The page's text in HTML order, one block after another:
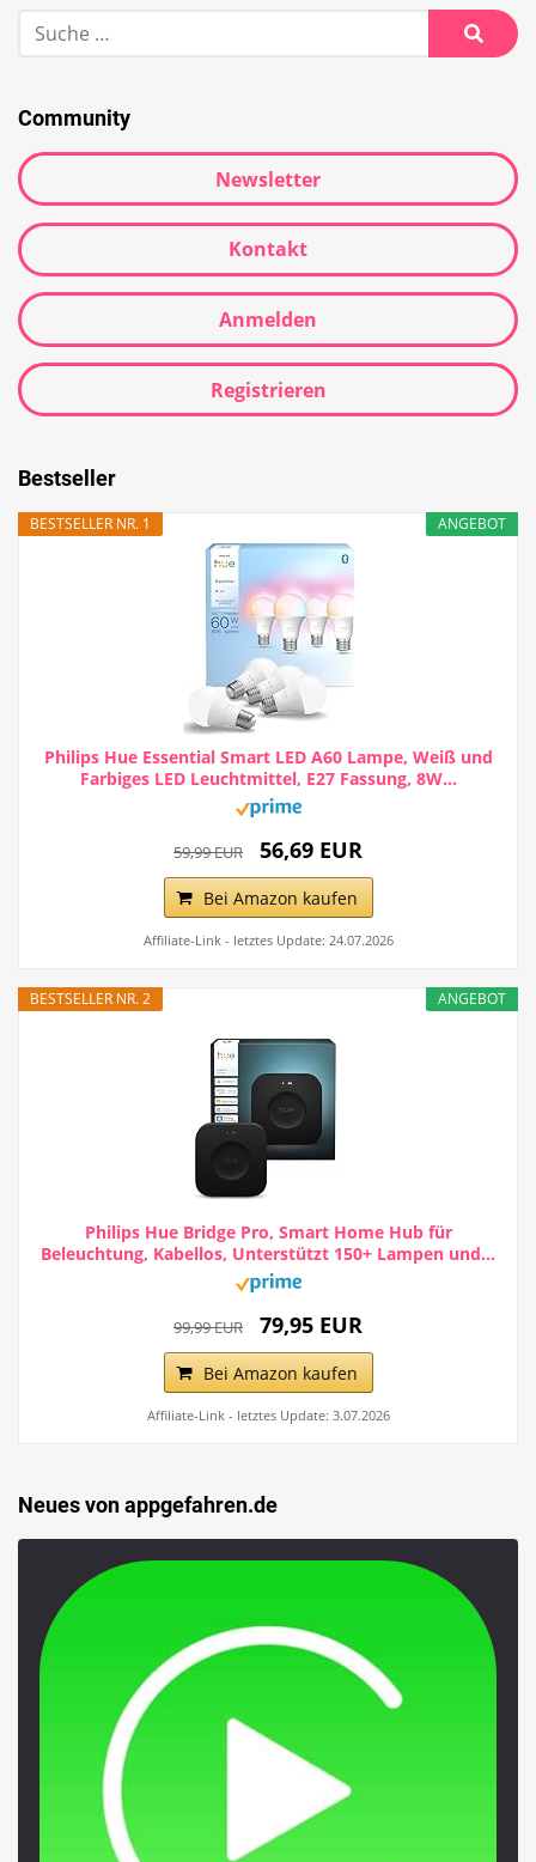
Community
Newsletter
Kontakt
Anmelden
Registrieren
Bestseller
ANGEBOT
BESTSELLER NR. 1
Philips Hue Essential Smart LED A60 Lampe, Weiß und
Farbiges LED Leuchtmittel, E27 Fassung, 8W...
59,99 EUR 56,69 EUR
Bei Amazon kaufen
Affiliate-Link - letztes Update: 24.07.2026
ANGEBOT
BESTSELLER NR. 2
Philips Hue Bridge Pro, Smart Home Hub für
Beleuchtung, Kabellos, Unterstützt 150+ Lampen und...
99,99 EUR 79,95 EUR
Bei Amazon kaufen
Affiliate-Link - letztes Update: 3.07.2026
Neues von appgefahren.de